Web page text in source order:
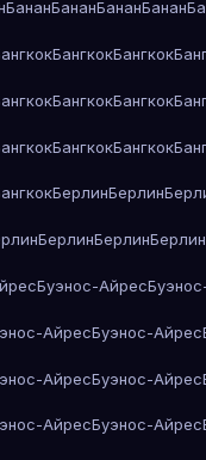
БананБананБананБанан
БангкокБангкок
БангкокБангкок
БангкокБангкок
БерлинБерлин
БерлинБерлинБерлин
Буэнос-Айрес
АйресБуэнос-Айрес
АйресБуэнос-Айрес
АйресБуэнос-Айрес